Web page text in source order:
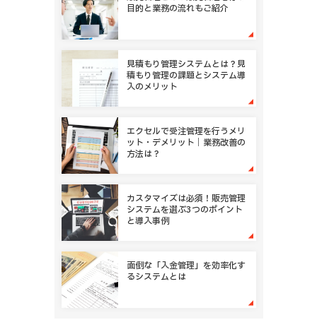
購買申請管理
稟議承認
外注先管理
開発工数管理
作業進捗管理
代理店管理
フランチャイズ管理
セミナー管理
目的と業務の流れもご紹介
見積もり管理システムとは？見
積もり管理の課題とシステム導
入のメリット
エクセルで受注管理を行うメリ
ット・デメリット｜業務改善の
方法は？
カスタマイズは必須！販売管理
システムを選ぶ3つのポイント
と導入事例
面倒な「入金管理」を効率化す
るシステムとは